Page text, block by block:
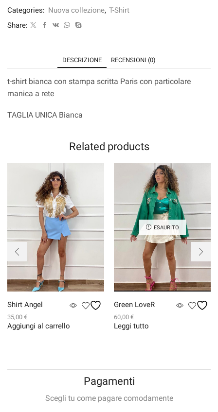
Categories: Nuova collezione, T-Shirt
Share:
DESCRIZIONE RECENSIONI (0)
t-shirt bianca con stampa scritta Paris con particolare
manica a rete
TAGLIA UNICA Bianca
Related products
Shirt Angel
35,00 €
Aggiungi al carrello
ESAURITO
Green LoveR
60,00 €
Leggi tutto
Pagamenti
Scegli tu come pagare comodamente